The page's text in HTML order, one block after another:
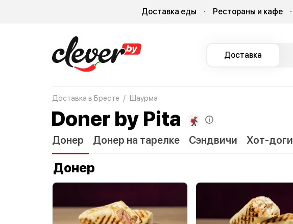
Доставка еды Рестораны и кафе
Доставка
Доставка в Бресте Шаурма
Doner by Pita
Донер Донер на тарелке Сэндвичи Хот-доги
Донер